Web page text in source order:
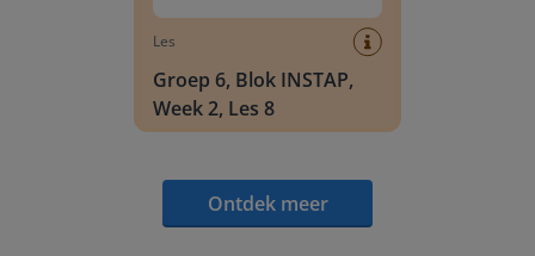
Les
Groep 6, Blok INSTAP,
Week 2, Les 8
Ontdek meer